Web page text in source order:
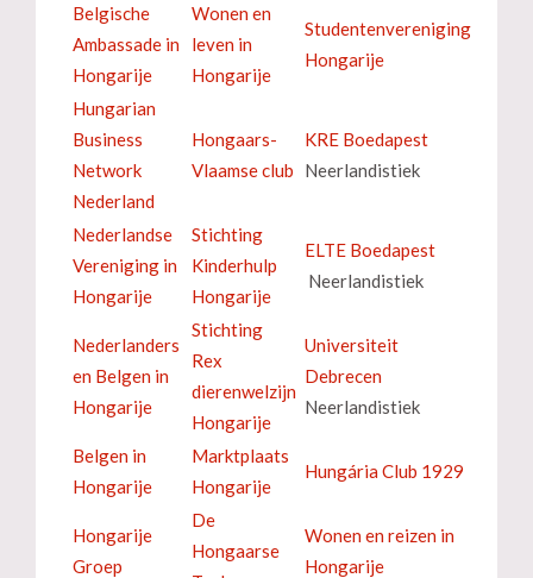
Belgische
Ambassade in
Hongarije
Wonen en
leven in
Hongarije
Studentenvereniging
Hongarije
Hungarian
Business
Network
Nederland
Hongaars-
Vlaamse club
KRE Boedapest
Neerlandistiek
Nederlandse
Vereniging in
Hongarije
Stichting
Kinderhulp
Hongarije
ELTE Boedapest
Neerlandistiek
Nederlanders
en Belgen in
Hongarije
Stichting
Rex
dierenwelzijn
Hongarije
Universiteit
Debrecen
Neerlandistiek
Belgen in
Hongarije
Marktplaats
Hongarije
Hungária Club 1929
Hongarije
Groep
De
Hongaarse
Wonen en reizen in
Hongarije